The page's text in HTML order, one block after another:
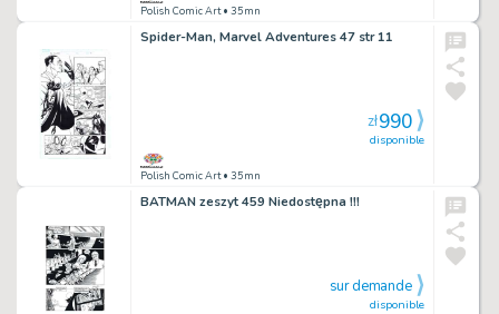
Polish Comic Art• 35mn
Spider-Man, Marvel Adventures 47 str 11
Polish Comic Art• 35mn
disponible
zł990
BATMAN zeszyt 459 Niedostępna !!!
disponible
sur demande